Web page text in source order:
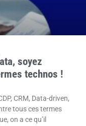
soyez
technos !
CRM, Data-driven,
tous ces termes
on a ce qu’il